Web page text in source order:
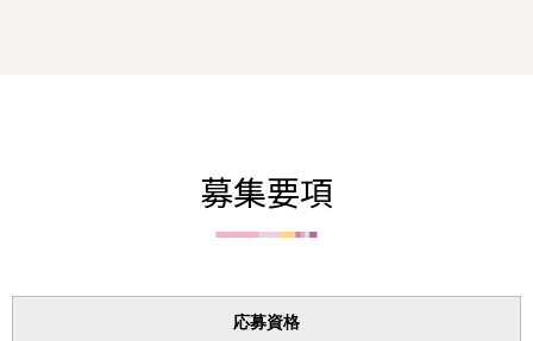
募集要項
応募資格